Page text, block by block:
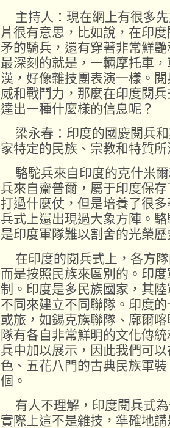
主持人：現在網上有很多
片很有意思，比如說，在印
矛的騎兵，還有穿著非常鮮
最深刻的就是，一輛摩托車
漢，好像雜技團表演一樣。
威和戰鬥力，那麼在印度閱
達出一種什麼樣的信息呢？
梁永春：印度的國慶閱兵
家特定的民族、宗教和特質
駱駝兵來自印度的克什米
兵來自齋普爾，屬于印度保
打過什麼仗，但是培養了很
兵式上還出現過大象方陣。
是印度軍隊難以割舍的光榮
在印度的閱兵式上，各方
而是按照民族來區別的。印
制。印度是多民族國家，其
不同來建立不同聯隊。印度
或旅，如錫克族聯隊、廓爾
隊有各自非常鮮明的文化傳
兵中加以展示，因此我們可
色、五花八門的古典民族軍
個。
有人不理解，印度閱兵式
實際上這不是雜技，準確地